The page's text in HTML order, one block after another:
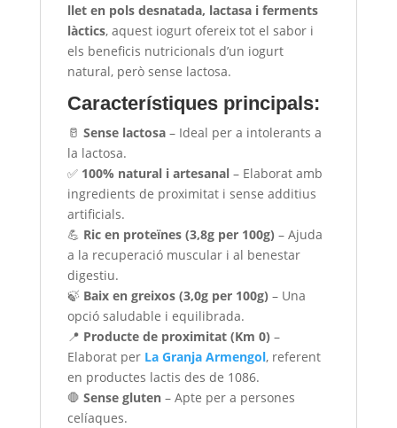
llet en pols desnatada, lactasa i ferments
làctics, aquest iogurt ofereix tot el sabor i
els beneficis nutricionals d’un iogurt
natural, però sense lactosa.
Característiques principals:
🥛 Sense lactosa– Ideal per a intolerants a
la lactosa.
✅ 100% natural i artesanal– Elaborat amb
ingredients de proximitat i sense additius
artificials.
💪 Ric en proteïnes (3,8g per 100g) – Ajuda
a la recuperació muscular i al benestar
digestiu.
🍃 Baix en greixos (3,0g per 100g) – Una
opció saludable i equilibrada.
📍 Producte de proximitat (Km 0) –
Elaborat per La Granja Armengol, referent
en productes lactis des de 1086.
🛑 Sense gluten– Apte per a persones
celíaques.